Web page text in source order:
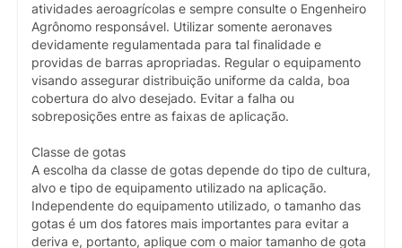
atividades aeroagrícolas e sempre consulte o Engenheiro
Agrônomo responsável. Utilizar somente aeronaves
devidamente regulamentada para tal finalidade e
providas de barras apropriadas. Regular o equipamento
visando assegurar distribuição uniforme da calda, boa
cobertura do alvo desejado. Evitar a falha ou
sobreposições entre as faixas de aplicação.
Classe de gotas
A escolha da classe de gotas depende do tipo de cultura,
alvo e tipo de equipamento utilizado na aplicação.
Independente do equipamento utilizado, o tamanho das
gotas é um dos fatores mais importantes para evitar a
deriva e, portanto, aplique com o maior tamanho de gota